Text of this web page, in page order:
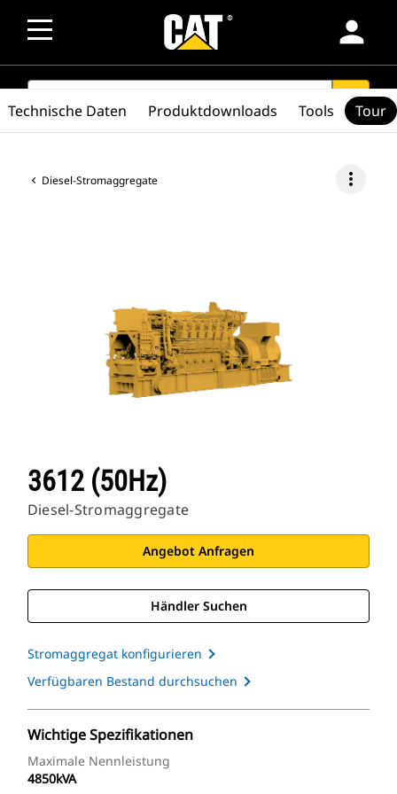
person
SEARCH search
Diesel-Stromaggregate more_vert
3612 (50Hz)
Diesel-Stromaggregate
Angebot Anfragen
Händler Suchen
Stromaggregat konfigurieren
Verfügbaren Bestand durchsuchen
Wichtige Spezifikationen
Maximale Nennleistung
4850kVA
Technische Daten Produktdownloads Tools Tour